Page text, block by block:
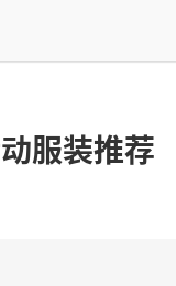
服装推荐